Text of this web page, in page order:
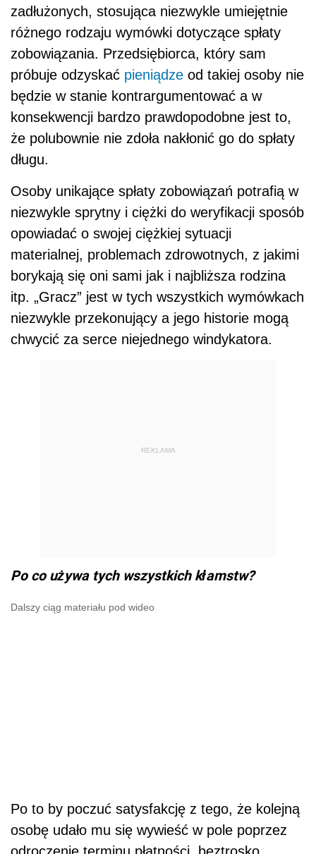
zadłużonych, stosująca niezwykle umiejętnie
różnego rodzaju wymówki dotyczące spłaty
zobowiązania. Przedsiębiorca, który sam
próbuje odzyskać pieniądze od takiej osoby nie
będzie w stanie kontrargumentować a w
konsekwencji bardzo prawdopodobne jest to,
że polubownie nie zdoła nakłonić go do spłaty
długu.
Osoby unikające spłaty zobowiązań potrafią w
niezwykle sprytny i ciężki do weryfikacji sposób
opowiadać o swojej ciężkiej sytuacji
materialnej, problemach zdrowotnych, z jakimi
borykają się oni sami jak i najbliższa rodzina
itp. „Gracz” jest w tych wszystkich wymówkach
niezwykle przekonujący a jego historie mogą
chwycić za serce niejednego windykatora.
REKLAMA
Po co używa tych wszystkich kłamstw?
Dalszy ciąg materiału pod wideo
Po to by poczuć satysfakcję z tego, że kolejną
osobę udało mu się wywieść w pole poprzez
odroczenie terminu płatności, beztrosko